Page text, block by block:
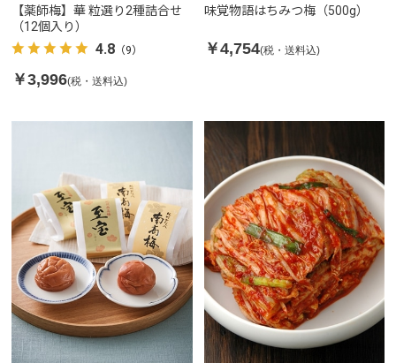
【薬師梅】華 粒選り2種詰合せ
（12個入り）
4.8 （9）
￥3,996(税・送料込)
味覚物語はちみつ梅（500g）
￥4,754(税・送料込)